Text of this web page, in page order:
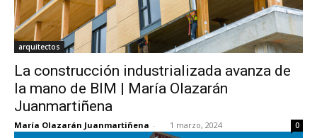
arquitectos
La construcción industrializada avanza de
la mano de BIM | María Olazarán
Juanmartiñena
María Olazarán Juanmartiñena - 1 marzo, 2024 0